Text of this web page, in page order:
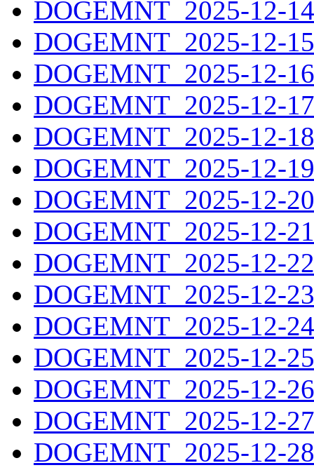
DOGEMNT_2025-12-
DOGEMNT_2025-12-
DOGEMNT_2025-12-
DOGEMNT_2025-12-
DOGEMNT_2025-12-
DOGEMNT_2025-12-
DOGEMNT_2025-12-
DOGEMNT_2025-12-
DOGEMNT_2025-12-
DOGEMNT_2025-12-
DOGEMNT_2025-12-
DOGEMNT_2025-12-
DOGEMNT_2025-12-
DOGEMNT_2025-12-
DOGEMNT_2025-12-